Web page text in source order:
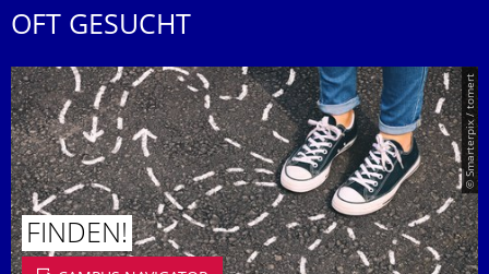
OFT GESUCHT
© Smarterpix / tomert
FINDEN!